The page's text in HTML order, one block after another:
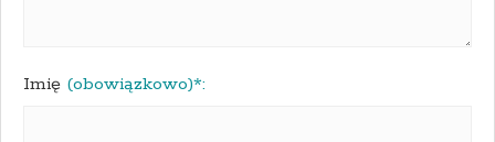
Imię (obowiązkowo)*: